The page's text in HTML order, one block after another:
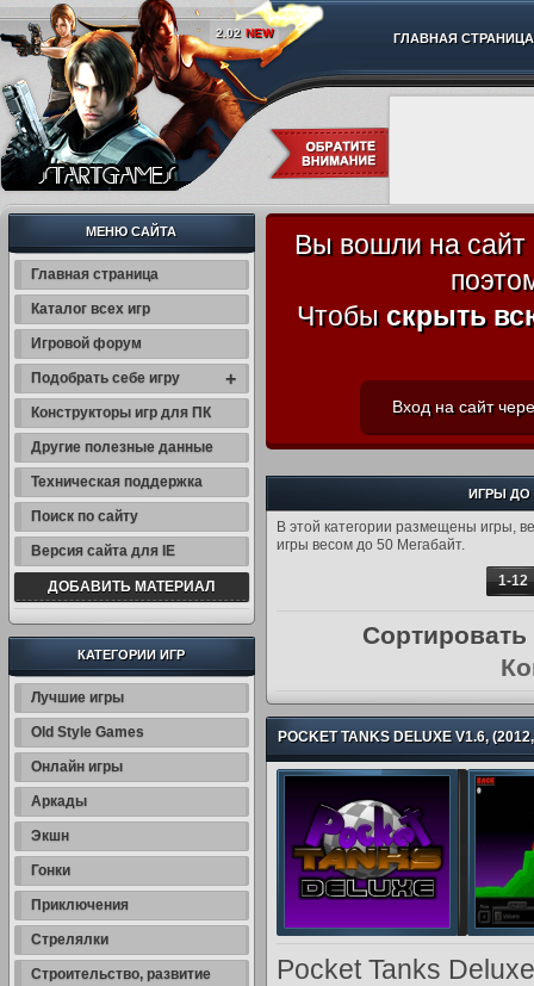
2.02 NEW ГЛАВНАЯ СТРАНИЦА
Вы вошли на сайт
Чтобы скрыть
Вход на сайт
ИГРЫ ДО
В этой категории размещены игры,
игры весом до 50 Мегабайт.
1-12
POCKET TANKS DELUXE V1.6,
Pocket Tanks
МЕНЮ САЙТА
Главная страница
Каталог всех игр
Игровой форум
Подобрать себе игру +
Конструкторы игр для ПК
Другие полезные данные
Техническая поддержка
Поиск по сайту
Версия сайта для IE
ДОБАВИТЬ МАТЕРИАЛ
КАТЕГОРИИ ИГР
Лучшие игры
Old Style Games
Онлайн игры
Аркады
Экшн
Гонки
Приключения
Стрелялки
Строительство, развитие